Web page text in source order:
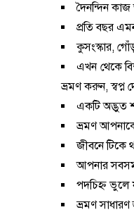
দৈনন্দিন
প্রতি বছর
কুসংস্কার,
এখন থেকে
ভ্রমণ করুন,
একটি অদ্ভুত
ভ্রমণ
জীবনে টিকে
আপনার
পদচিহ্ন ভুলে
ভ্রমণ